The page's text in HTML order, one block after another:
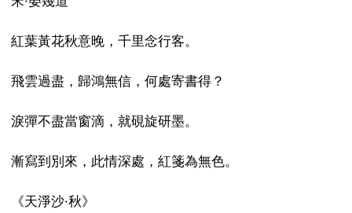
紅葉黃花秋意晚，千里念行客。
飛雲過盡，歸鴻無信，何處寄書得？
淚彈不盡當窗滴，就硯旋研墨。
漸寫到別來，此情深處，紅箋為無色。
《天淨沙·秋》